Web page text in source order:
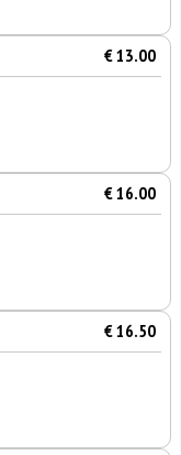
€ 13.00
€ 16.00
€ 16.50